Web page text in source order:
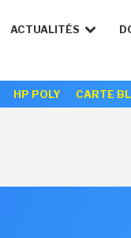
ACTUALITÉS
HP POLY CARTE